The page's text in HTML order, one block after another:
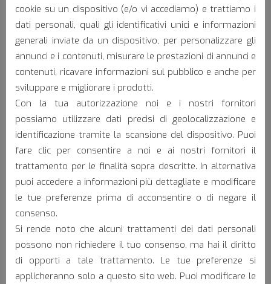
Nautica
Omologazioni:
cookie su un dispositivo (e/o vi accediamo) e trattiamo i
dati personali, quali gli identificativi unici e informazioni
generali inviate da un dispositivo, per personalizzare gli
annunci e i contenuti, misurare le prestazioni di annunci e
contenuti, ricavare informazioni sul pubblico e anche per
sviluppare e migliorare i prodotti.
Con la tua autorizzazione noi e i nostri fornitori
possiamo utilizzare dati precisi di geolocalizzazione e
identificazione tramite la scansione del dispositivo. Puoi
fare clic per consentire a noi e ai nostri fornitori il
trattamento per le finalità sopra descritte. In alternativa
puoi accedere a informazioni più dettagliate e modificare
le tue preferenze prima di acconsentire o di negare il
consenso.
Si rende noto che alcuni trattamenti dei dati personali
possono non richiedere il tuo consenso, ma hai il diritto
di opporti a tale trattamento. Le tue preferenze si
applicheranno solo a questo sito web. Puoi modificare le